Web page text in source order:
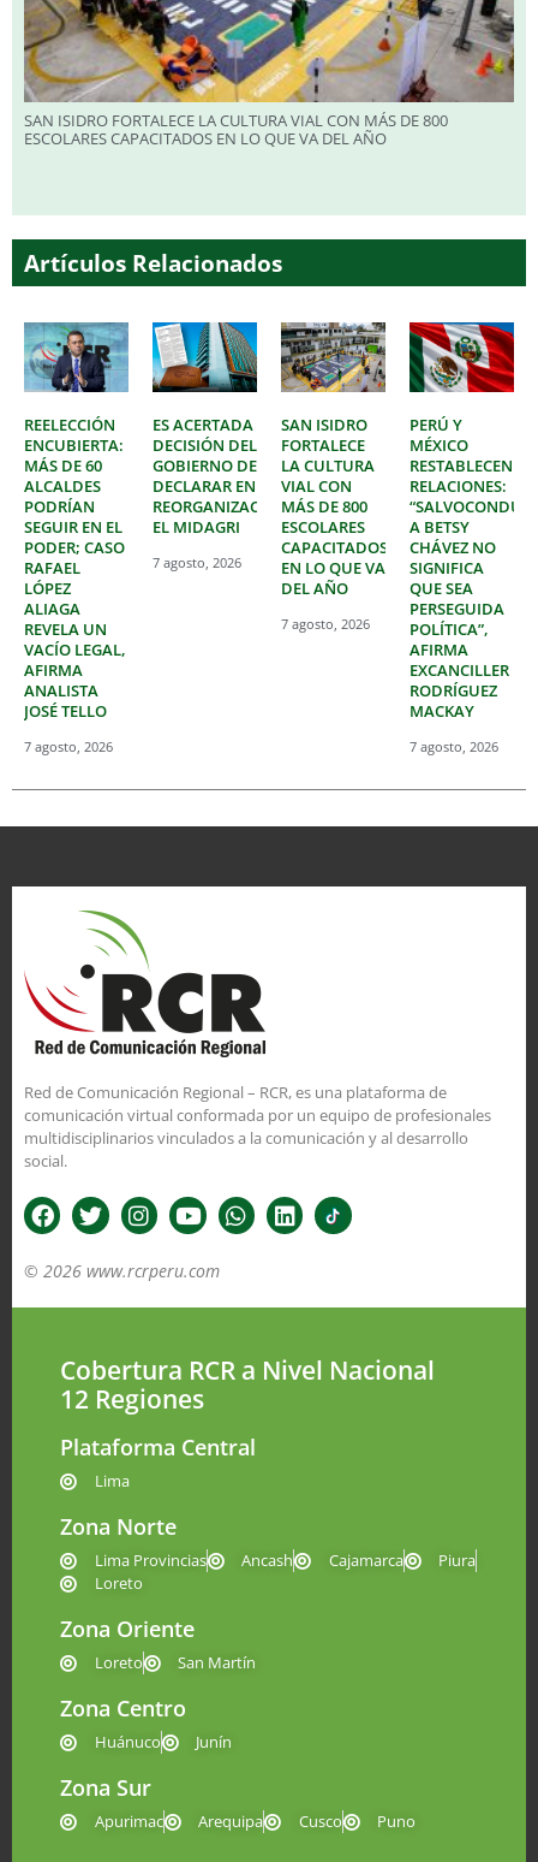
SAN ISIDRO FORTALECE LA CULTURA VIAL CON MÁS DE 800
ESCOLARES CAPACITADOS EN LO QUE VA DEL AÑO
Artículos Relacionados
REELECCIÓN
ENCUBIERTA:
MÁS DE 60
ALCALDES
PODRÍAN
SEGUIR EN EL
PODER; CASO
RAFAEL
LÓPEZ
ALIAGA
REVELA UN
VACÍO LEGAL,
AFIRMA
ANALISTA
JOSÉ TELLO
7 agosto, 2026
ES ACERTADA
DECISIÓN DEL
GOBIERNO DE
DECLARAR EN
REORGANIZACIÓN
EL MIDAGRI
7 agosto, 2026
SAN ISIDRO
FORTALECE
LA CULTURA
VIAL CON
MÁS DE 800
ESCOLARES
CAPACITADOS
EN LO QUE VA
DEL AÑO
7 agosto, 2026
PERÚ Y
MÉXICO
RESTABLECEN
RELACIONES:
A BETSY
CHÁVEZ NO
SIGNIFICA
QUE SEA
PERSEGUIDA
POLÍTICA”,
AFIRMA
EXCANCILLER
RODRÍGUEZ
MACKAY
7 agosto, 2026
Red de Comunicación Regional – RCR, es una plataforma de
comunicación virtual conformada por un equipo de profesionales
multidisciplinarios vinculados a la comunicación y al desarrollo
social.
© 2026 www.rcrperu.com
Cobertura RCR a Nivel Nacional
12 Regiones
Plataforma Central
Lima
Zona Norte
Lima Provincias Ancash Cajamarca
Piura
Loreto
Zona Oriente
Loreto San Martín
Zona Centro
Huánuco Junín
Zona Sur
Apurimac Arequipa Cusco Puno